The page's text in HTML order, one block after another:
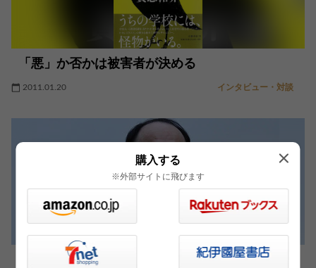
「悪」か否かは被害者が決める
2011.01.20 インタビュー・対談
性善説に立ったシステムに悪魔が入りこむ
購入する
※外部サイトに飛びます